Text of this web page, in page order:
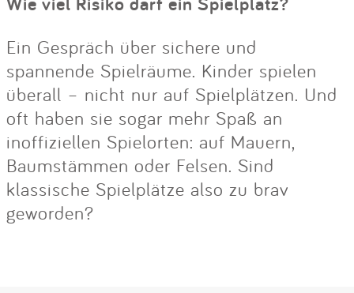
Ein Gespräch über sichere und
spannende Spielräume. Kinder spielen
überall – nicht nur auf Spielplätzen. Und
oft haben sie sogar mehr Spaß an
inoffiziellen Spielorten: auf Mauern,
Baumstämmen oder Felsen. Sind
klassische Spielplätze also zu brav
geworden?